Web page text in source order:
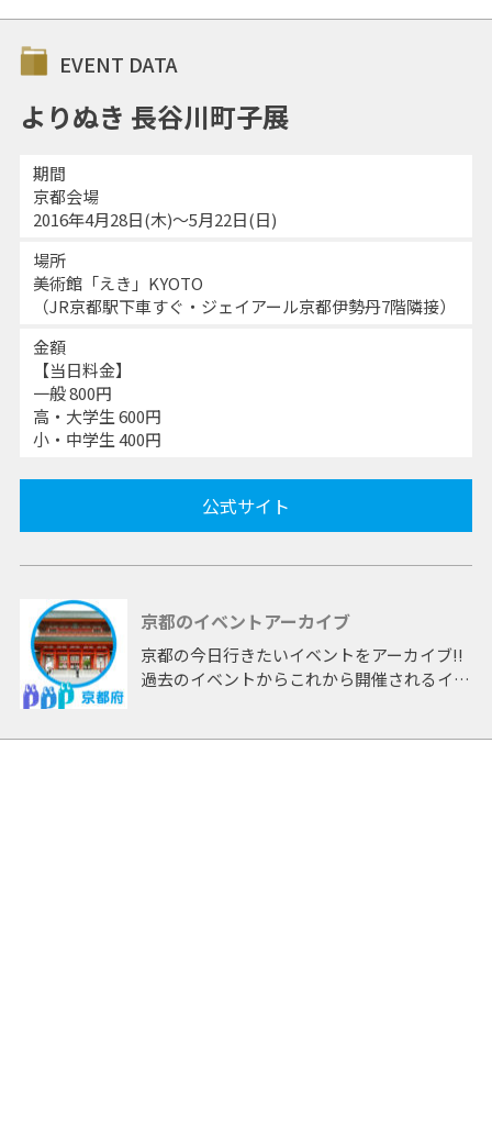
EVENT DATA
よりぬき 長谷川町子展
期間
京都会場
2016年4月28日(木)～5月22日(日)
場所
美術館「えき」KYOTO
（JR京都駅下車すぐ・ジェイアール京都伊勢丹7階隣接）
金額
【当日料金】
一般 800円
高・大学生 600円
小・中学生 400円
公式サイト
京都のイベントアーカイブ
京都の今日行きたいイベントをアーカイブ!!
過去のイベントからこれから開催されるイベ